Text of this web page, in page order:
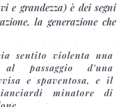
e grandezza) è dei segni
la generazione che
sentito violenta una
passaggio d’una
e spaventosa, e il
minatore di